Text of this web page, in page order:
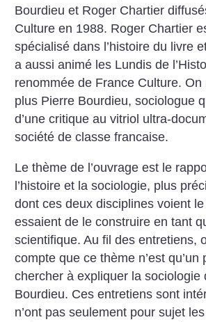
Bourdieu et Roger Chartier
Culture en 1988. Roger Chartier
spécialisé dans l’histoire du livre
a aussi animé les Lundis de
renommée de France Culture. On
plus Pierre Bourdieu, sociologue
d’une critique au vitriol ultra-
société de classe francaise.
Le thème de l’ouvrage est le
l’histoire et la sociologie, plus
dont ces deux disciplines voient
essaient de le construire en tant
scientifique. Au fil des entretiens,
compte que ce thème n’est qu’un
chercher à expliquer la sociologie
Bourdieu. Ces entretiens sont
n’ont pas seulement pour sujet